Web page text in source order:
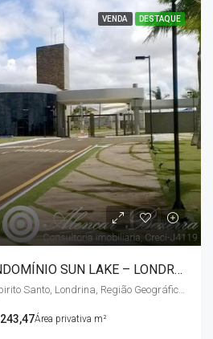
VENDA DESTAQUE
CASA TÉRREA – CONDOMÍNIO SUN LAKE – LONDRINA / PR
Rua Alcides Turini 150, Espirito Santo, Londrina, Região Geográfica Imediata de Londrina, Região Geográfica Intermediária de Londrina, Paraná, Região Sul, 86055-701, Brasil
243,47Área privativa m²